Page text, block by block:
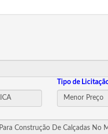
Tipo de